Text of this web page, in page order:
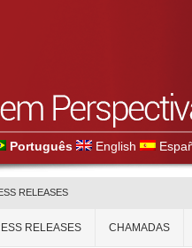
Português English
RELEASES
RELEASES CHAMADAS